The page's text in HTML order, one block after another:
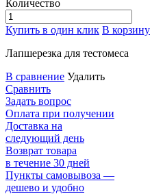
Количество
Купить в один клик В корзину
Лапшерезка для тестомеса
В сравнение Удалить
Сравнить
Задать вопрос
Оплата при получении
Доставка на
следующий день
Возврат товара
в течение 30 дней
Пункты самовывоза —
дешево и удобно